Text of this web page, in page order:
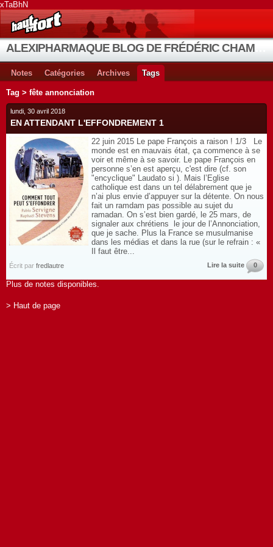
xTaBhN
Notes Catégories Archives Tags
Tag > fête annonciation
lundi, 30 avril 2018
EN ATTENDANT L'EFFONDREMENT 1
22 juin 2015 Le pape François a raison ! 1/3 Le
monde est en mauvais état, ça commence à se
voir et même à se savoir. Le pape François en
personne s’en est aperçu, c'est dire (cf. son
"encyclique" Laudato si ). Mais l’Eglise
catholique est dans un tel délabrement que je
n’ai plus envie d’appuyer sur la détente. On nous
fait un ramdam pas possible au sujet du
ramadan. On s’est bien gardé, le 25 mars, de
signaler aux chrétiens le jour de l’Annonciation,
que je sache. Plus la France se musulmanise
dans les médias et dans la rue (sur le refrain : «
Il faut être...
Écrit par fredlautre Lire la suite 0
Plus de notes disponibles.
> Haut de page